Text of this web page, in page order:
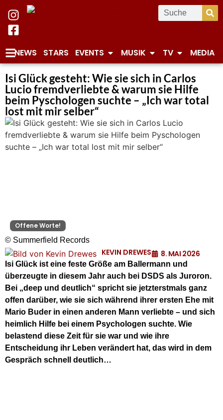
NEWS STARS EVENTS MUSIK TV MEDIA
Isi Glück gesteht: Wie sie sich in Carlos
Lucio fremdverliebte & warum sie Hilfe
beim Pyschologen suchte – „Ich war total
lost mit mir selber“
Offene Worte!
© Summerfield Records
KEVIN DREWES 8. MAI 2026
Isi Glück ist eine feste Größe am Ballermann und
überzeugte in diesem Jahr auch bei DSDS als Juroron.
Bei „deep und deutlich“ spricht sie jetzterstmals ganz
offen darüber, wie sie sich während ihrer ersten Ehe mit
Mario Buder in einen anderen Mann verliebte – und sich
heimlich Hilfe bei einem Psychologen suchte. Wie
belastend diese Zeit für sie war und wie ihre
Entscheidung ihr Leben verändert hat, das wird in dem
Gespräch schnell deutlich…